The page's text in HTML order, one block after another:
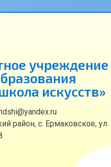
учреждение
искусств»
район, с. Ермаковское, ул.